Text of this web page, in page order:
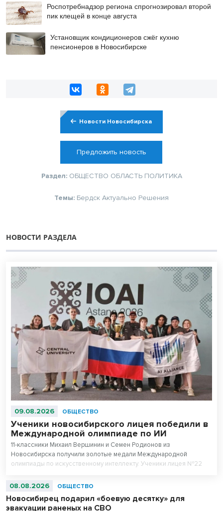
Роспотребнадзор региона спрогнозировал второй
пик клещей в конце августа
Установщик кондиционеров сжёг кухню
пенсионеров в Новосибирске
Новости Новосибирска
Предложить новость
Раздел: ОБЩЕСТВО ОБЛАСТЬ ПОЛИТИКА
Темы: Бердск Актуально Решения
НОВОСТИ РАЗДЕЛА
09.08.2026 ОБЩЕСТВО
Ученики новосибирского лицея победили в
Международной олимпиаде по ИИ
11-классники Михаил Вершинин и Семен Родионов из
Новосибирска получили золотые медали Международной
олимпиады по искусственному интеллекту. Ученики лицея №22
абсолютными чемпионами соревнований.
08.08.2026 ОБЩЕСТВО
Новосибирец подарил «боевую десятку» для
эвакуации раненых на СВО